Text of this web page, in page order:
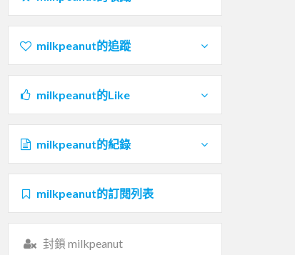
milkpeanut的追蹤
milkpeanut的Like
milkpeanut的紀錄
milkpeanut的訂閱列表
封鎖 milkpeanut